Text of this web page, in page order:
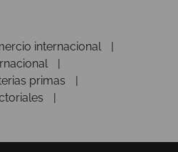
internacional
primas